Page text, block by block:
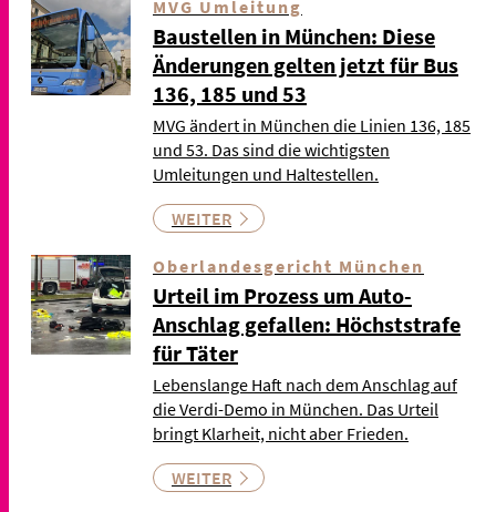
MVG Umleitung
Baustellen in München: Diese
Änderungen gelten jetzt für Bus
136, 185 und 53
MVG ändert in München die Linien 136, 185
und 53. Das sind die wichtigsten
Umleitungen und Haltestellen.
WEITER
Oberlandesgericht München
Urteil im Prozess um Auto-
Anschlag gefallen: Höchststrafe
für Täter
Lebenslange Haft nach dem Anschlag auf
die Verdi-Demo in München. Das Urteil
bringt Klarheit, nicht aber Frieden.
WEITER